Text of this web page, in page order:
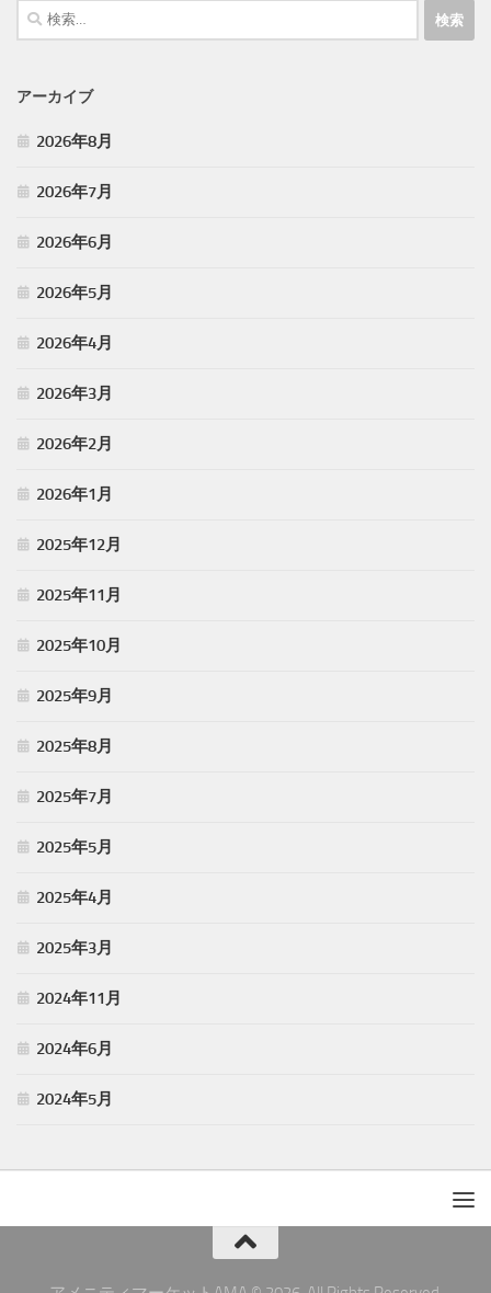
検
索:
アーカイブ
2026年8月
2026年7月
2026年6月
2026年5月
2026年4月
2026年3月
2026年2月
2026年1月
2025年12月
2025年11月
2025年10月
2025年9月
2025年8月
2025年7月
2025年5月
2025年4月
2025年3月
2024年11月
2024年6月
2024年5月